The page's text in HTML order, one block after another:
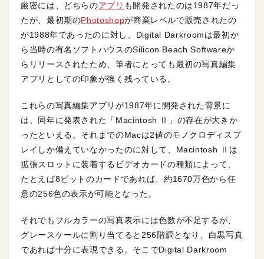
厳密には、どちらのアプリ も開発されたのは1987年だっ
たが、最初期のPhotoshopが商業レベルで販売されたの
が1988年であったのに対し、Digital Darkroomは最初か
ら当時の有名ソフトハウスのSilicon Beach Softwareか
らリリースされたため、筆者にとっても最初の写真編集
アプリとしての印象が強く残っている。
これらの写真編集アプリが1987年に開発された背景に
は、同年に発表された「Macintosh Ⅱ」の存在が大きか
ったといえる。それまでのMacは2値のモノクロディスプ
レイしか備えていなかったのに対して、Macintosh Ⅱは
拡張スロットに装着するビデオカードの種類によって、
たとえば8ビットのカードであれば、約1670万色から任
意の256色の表示が可能となった。
それでもフルカラーの写真表示には色数が不足するが、
グレースケールに割り当てると256階調となり、白黒写真
であれば十分に表現できる。そこでDigital Darkroom